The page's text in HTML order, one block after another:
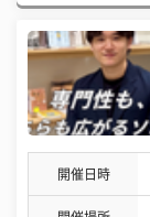
開催日時